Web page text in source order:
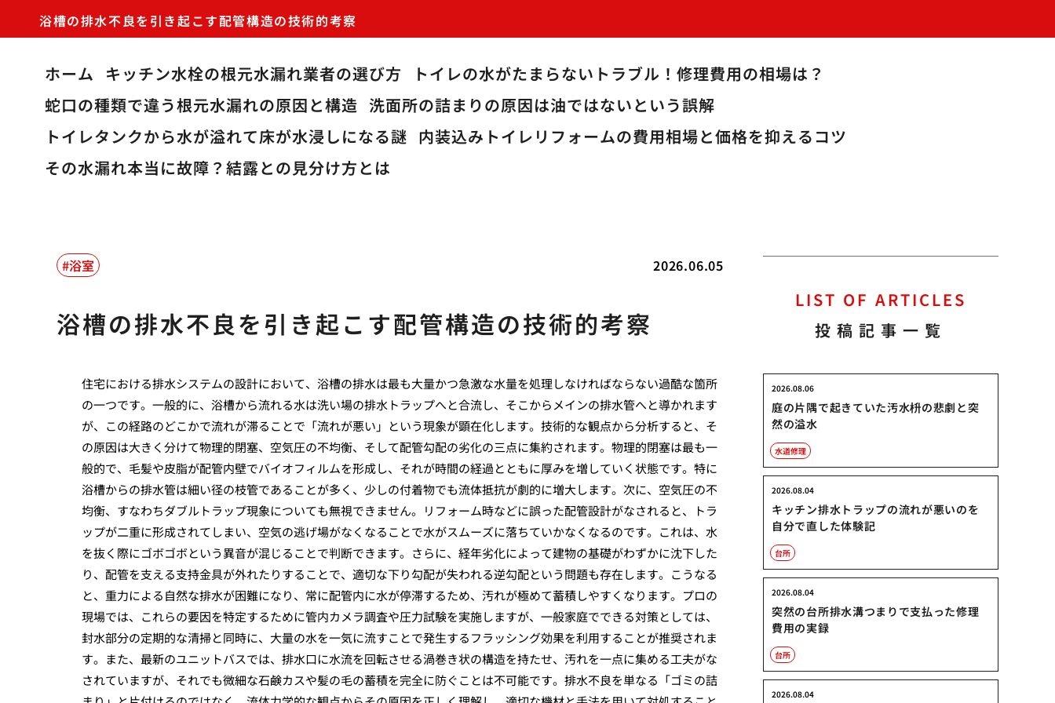
浴槽の排水不良を引き起こす配管構造の技術的考察
ホーム キッチン水栓の根元水漏れ業者の選び方
トイレの水がたまらないトラブル！修理費用の相場は？
蛇口の種類で違う根元水漏れの原因と構造 洗面所の詰まりの原因は油ではないという誤解
トイレタンクから水が溢れて床が水浸しになる謎 内装込みトイレリフォームの費用相場と価格を抑えるコツ
その水漏れ本当に故障？結露との見分け方とは
2026.06.05
浴室
浴槽の排水不良を引き起こす配管構造の技術的考察
住宅における排水システムの設計において、浴槽の排水は最も大量かつ急激な水量を処理しなければならない過酷な箇所
の一つです。一般的に、浴槽から流れる水は洗い場の排水トラップへと合流し、そこからメインの排水管へと導かれます
が、この経路のどこかで流れが滞ることで「流れが悪い」という現象が顕在化します。技術的な観点から分析すると、そ
の原因は大きく分けて物理的閉塞、空気圧の不均衡、そして配管勾配の劣化の三点に集約されます。物理的閉塞は最も一
般的で、毛髪や皮脂が配管内壁でバイオフィルムを形成し、それが時間の経過とともに厚みを増していく状態です。特に
浴槽からの排水管は細い径の枝管であることが多く、少しの付着物でも流体抵抗が劇的に増大します。次に、空気圧の不
均衡、すなわちダブルトラップ現象についても無視できません。リフォーム時などに誤った配管設計がなされると、トラ
ップが二重に形成されてしまい、空気の逃げ場がなくなることで水がスムーズに落ちていかなくなるのです。これは、水
を抜く際にゴボゴボという異音が混じることで判断できます。さらに、経年劣化によって建物の基礎がわずかに沈下した
り、配管を支える支持金具が外れたりすることで、適切な下り勾配が失われる逆勾配という問題も存在します。こうなる
と、重力による自然な排水が困難になり、常に配管内に水が停滞するため、汚れが極めて蓄積しやすくなります。プロの
現場では、これらの要因を特定するために管内カメラ調査や圧力試験を実施しますが、一般家庭でできる対策としては、
封水部分の定期的な清掃と同時に、大量の水を一気に流すことで発生するフラッシング効果を利用することが推奨されま
す。また、最新のユニットバスでは、排水口に水流を回転させる渦巻き状の構造を持たせ、汚れを一点に集める工夫がな
されていますが、それでも微細な石鹸カスや髪の毛の蓄積を完全に防ぐことは不可能です。排水不良を単なる「ゴミの詰
LIST OF ARTICLES
投稿記事一覧
庭の片隅で起きていた汚水枡の悲劇と突
然の溢水
2026.08.06
水道修理
キッチン排水トラップの流れが悪いのを
自分で直した体験記
2026.08.04
台所
突然の台所排水溝つまりで支払った修理
費用の実録
2026.08.04
台所
2026.08.04